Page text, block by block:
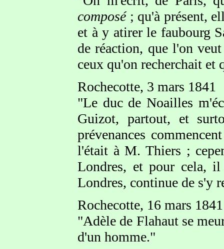
composé; qu'à présent,
et à y atirer le faubourg
de réaction, que l'on
ceux qu'on recherchait et
Rochecotte, 3 mars 1841
"Le duc de Noailles
Guizot, partout, et
prévenances
l'était à M. Thiers ;
Londres, et pour cela,
Londres, continue de s'y
Rochecotte, 16 mars 1841
"Adèle de Flahaut se
d'un homme."